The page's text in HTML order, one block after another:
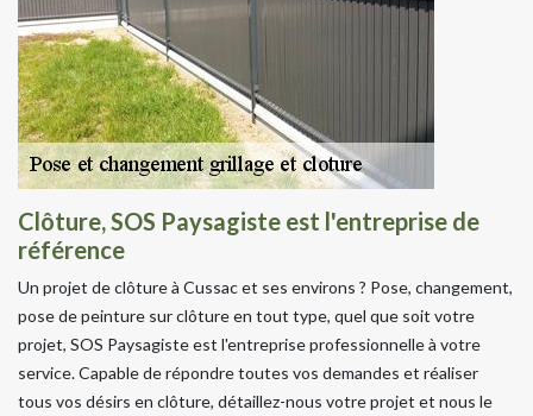
Clôture, SOS Paysagiste est l'entreprise de
référence
Un projet de clôture à Cussac et ses environs ? Pose, changement,
pose de peinture sur clôture en tout type, quel que soit votre
projet, SOS Paysagiste est l'entreprise professionnelle à votre
service. Capable de répondre toutes vos demandes et réaliser
tous vos désirs en clôture, détaillez-nous votre projet et nous le